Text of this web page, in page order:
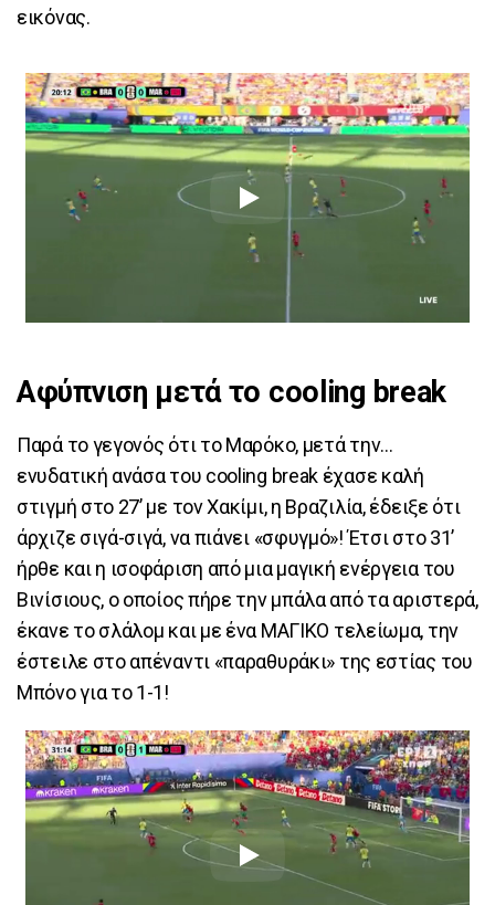
εικόνας.
Αφύπνιση μετά το cooling break
Παρά το γεγονός ότι το Μαρόκο, μετά την…
ενυδατική ανάσα του cooling break έχασε καλή
στιγμή στο 27’ με τον Χακίμι, η Βραζιλία, έδειξε ότι
άρχιζε σιγά-σιγά, να πιάνει «σφυγμό»! Έτσι στο 31’
ήρθε και η ισοφάριση από μια μαγική ενέργεια του
Βινίσιους, ο οποίος πήρε την μπάλα από τα αριστερά,
έκανε το σλάλομ και με ένα ΜΑΓΙΚΟ τελείωμα, την
έστειλε στο απέναντι «παραθυράκι» της εστίας του
Μπόνο για το 1-1!